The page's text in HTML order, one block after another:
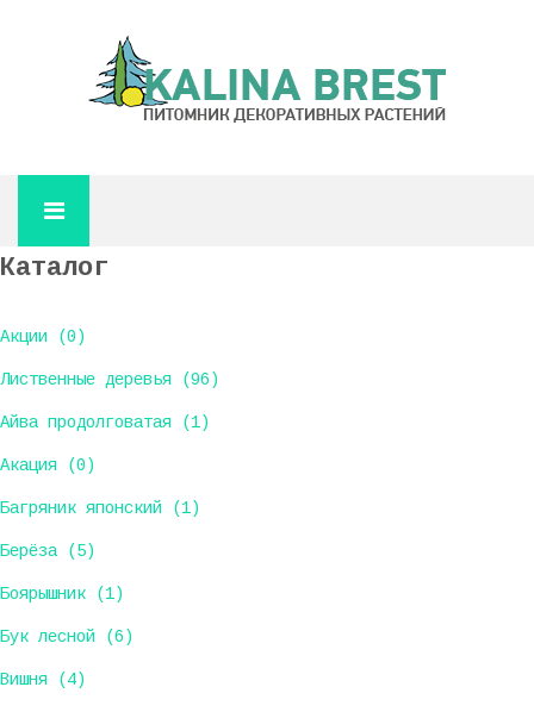
Каталог
Акции (0)
Лиственные деревья (96)
Айва продолговатая (1)
Акация (0)
Багряник японский (1)
Берёза (5)
Боярышник (1)
Бук лесной (6)
Вишня (4)